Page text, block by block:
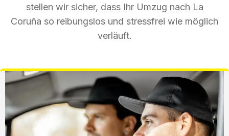
stellen wir sicher, dass Ihr Umzug nach La
Coruña so reibungslos und stressfrei wie möglich
verläuft.